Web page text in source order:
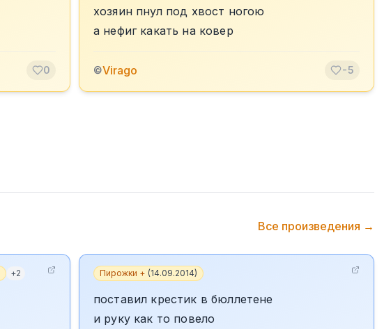
0
хозяин пнул под хвост ногою
а нефиг какать на ковер
©Virago -5
Все произведения →
+2 Пирожки + (14.09.2014)
поставил крестик в бюллетене
и руку как то повело